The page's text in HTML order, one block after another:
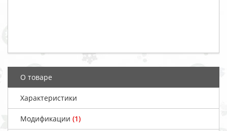
О товаре
Характеристики
Модификации (1)